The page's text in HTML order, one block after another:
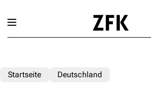
Startseite Deutschland